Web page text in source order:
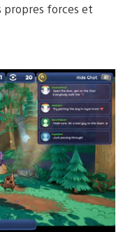
propres forces et